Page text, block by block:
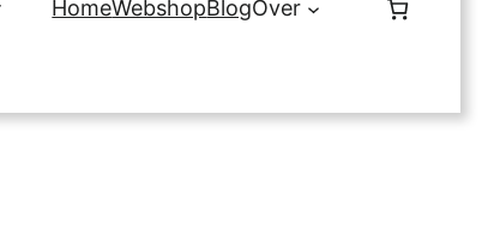
HomeWebshopBlogOver